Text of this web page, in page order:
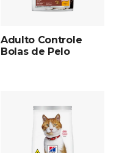
Adulto Controle
Bolas de Pelo